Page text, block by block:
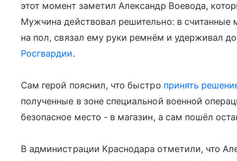
этот момент заметил Александр Воевода,
Мужчина действовал решительно: в считанные
на пол, связал ему руки ремнём и удерживал
Росгвардии.
Сам герой пояснил, что быстро принять
полученные в зоне специальной военной
безопасное место - в магазин, а сам пошёл
В администрации Краснодара отметили, что